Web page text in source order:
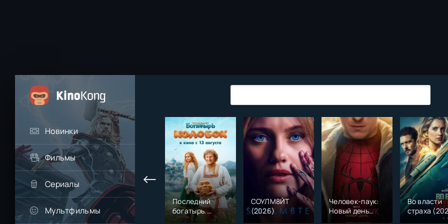
Новинки
Фильмы
Сериалы
Мультфильмы
Последний
богатырь.
Колобок (2026)
СОУЛМ8ЙТ
(2026)
Человек-паук:
Новый день
(2026)
Во власти
страха